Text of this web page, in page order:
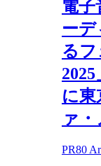
電子
ー
る
に東
ァ
PR80